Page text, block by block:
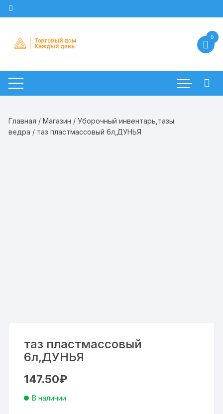
Перейти
к
0
Главная /Магазин /Уборочный инвентарь,тазы
ведра / таз пластмассовый 6л,ДУНЬЯ
таз пластмассовый
6л,ДУНЬЯ
147.50₽
В наличии